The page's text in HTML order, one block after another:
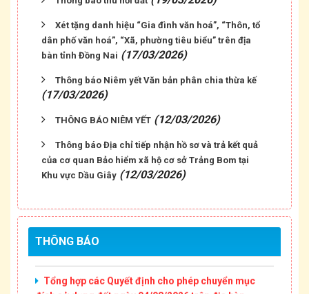
Xét tặng danh hiệu “Gia đình văn hoá”, “Thôn, tổ
dân phố văn hoá”, “Xã, phường tiêu biểu” trên địa
bàn tỉnh Đồng Nai (17/03/2026)
Thông báo Niêm yết Văn bản phân chia thừa kế
(17/03/2026)
THÔNG BÁO NIÊM YẾT (12/03/2026)
Thông báo Địa chỉ tiếp nhận hồ sơ và trả kết quả
của cơ quan Bảo hiểm xã hộ cơ sở Trảng Bom tại
Khu vực Dầu Giây (12/03/2026)
THÔNG BÁO
Tổng hợp các Quyết định cho phép chuyển mục
đích sử dụng đất ngày 31/07/2026 trên địa bàn
phường Dầu Giây
Tổng hợp các Quyết định cho phép chuyển mục
đích sử dụng đất ngày 05/08/2026 trên địa bàn
phường Dầu Giây.
đích sử dụng đất ngày 04/08/2026 trên địa bàn